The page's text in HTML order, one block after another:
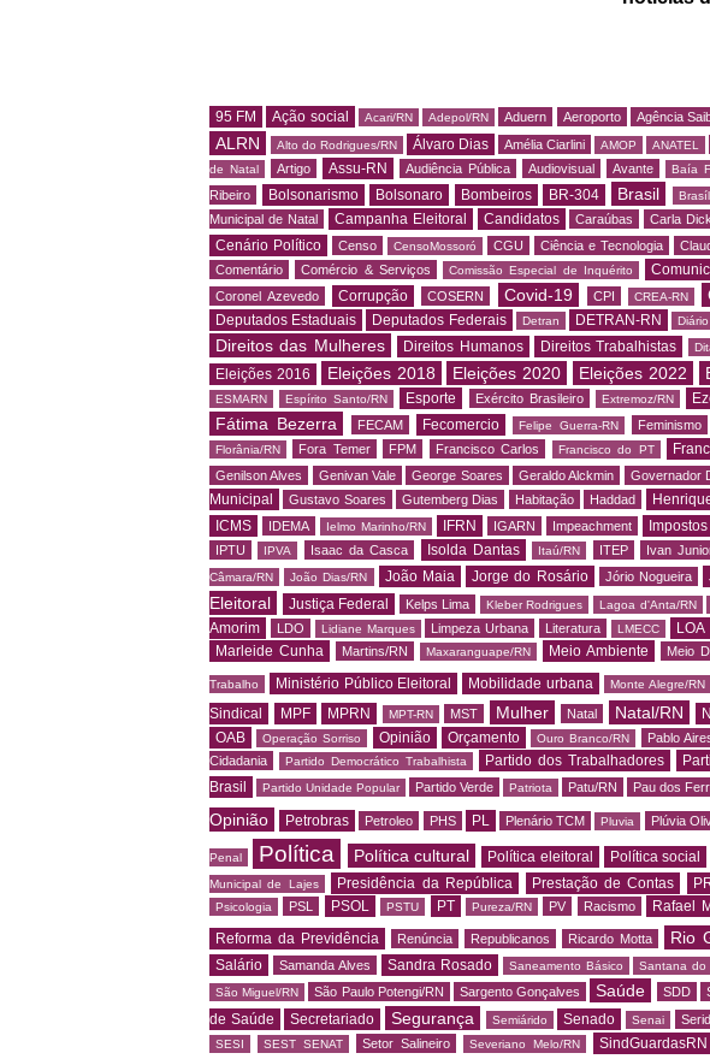
95 FM Ação social Acari/RN Adepol/RN Aduern Aeroporto Agência
ALRN
Alto do Rodrigues/RN Álvaro Dias Amélia Ciarlini AMOP ANATEL
de Natal
Artigo Assu-RN Audiência Pública Audiovisual Avante Baía
Ribeiro
Bolsonarismo Bolsonaro Bombeiros BR-304 Brasil
Municipal de Natal
Campanha Eleitoral Candidatos Caraúbas Carla
Cenário Político Censo CensoMossoró CGU Ciência e Tecnologia
Comentário Comércio & Serviços Comissão Especial de Inquérito
Coronel Azevedo Corrupção COSERN Covid-19 CPI CREA-RN
Deputados Estaduais Deputados Federais Detran DETRAN-RN
Direitos das Mulheres Direitos Humanos Direitos Trabalhistas
Eleições 2016 Eleições 2018 Eleições 2020 Eleições 2022
ESMARN Espírito Santo/RN Esporte Exército Brasileiro Extremoz/RN
Fátima Bezerra FECAM Fecomercio Felipe Guerra-RN Feminismo
Florânia/RN Fora Temer FPM Francisco Carlos Francisco do PT
Genilson Alves Genivan Vale George Soares Geraldo Alckmin Governador
Municipal
Gustavo Soares Gutemberg Dias Habitação Haddad
ICMS IDEMA Ielmo Marinho/RN IFRN IGARN Impeachment Impostos
IPTU IPVA Isaac da Casca Isolda Dantas Itaú/RN ITEP Ivan
Câmara/RN
João Dias/RN João Maia Jorge do Rosário Jório Nogueira
Eleitoral
Justiça Federal Kelps Lima Kleber Rodrigues Lagoa d'Anta/RN
Amorim
LDO Lidiane Marques Limpeza Urbana Literatura LMECC LOA
Marleide Cunha Martins/RN Maxaranguape/RN Meio Ambiente Meio
Trabalho Ministério Público Eleitoral Mobilidade urbana Monte Alegre/RN
Sindical
MPF MPRN MPT-RN MST Mulher Natal Natal/RN
OAB Operação Sorriso Opinião Orçamento Ouro Branco/RN Pablo
Cidadania
Partido Democrático Trabalhista Partido dos Trabalhadores
Brasil
Partido Unidade Popular Partido Verde Patriota Patu/RN Pau dos
Opinião
Petrobras Petroleo PHS PL Plenário TCM Pluvia Plúvia
Penal Política Política cultural Política eleitoral Política social
Municipal de Lajes
Presidência da República Prestação de Contas
Psicologia PSL PSOL PSTU PT Pureza/RN PV Racismo Rafael
Reforma da Previdência Renúncia Republicanos Ricardo Motta Rio
Salário Samanda Alves Sandra Rosado Saneamento Básico Santana do
São Miguel/RN
São Paulo Potengi/RN Sargento Gonçalves Saúde SDD
de Saúde
Secretariado Segurança Semiárido Senado Senai
SESI SEST SENAT Setor Salineiro Severiano Melo/RN SindGuardasRN